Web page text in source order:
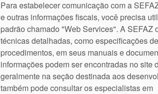
Para estabelecer comunicação com a
e outras informações fiscais, você precisa
padrão chamado "Web Services". A SEFAZ
técnicas detalhadas, como especificações
procedimentos, em seus manuais e
informações podem ser encontradas no site
geralmente na seção destinada aos
também pode consultar os especialistas em